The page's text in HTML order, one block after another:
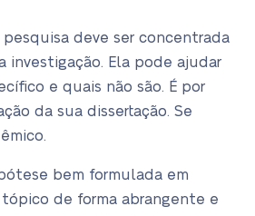
deve ser concentrada
Ela pode ajudar
e quais não são. É por
da sua dissertação. Se
bem formulada em
de forma abrangente e